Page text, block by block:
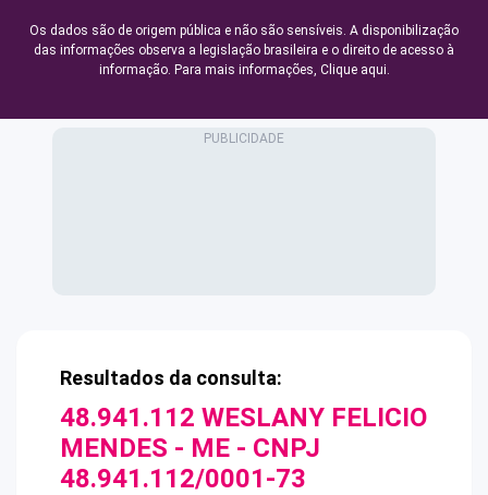
Os dados são de origem pública e não são sensíveis. A disponibilização
das informações observa a legislação brasileira e o direito de acesso à
informação. Para mais informações, Clique aqui.
Resultados da consulta:
48.941.112 WESLANY FELICIO
MENDES - ME - CNPJ
48.941.112/0001-73